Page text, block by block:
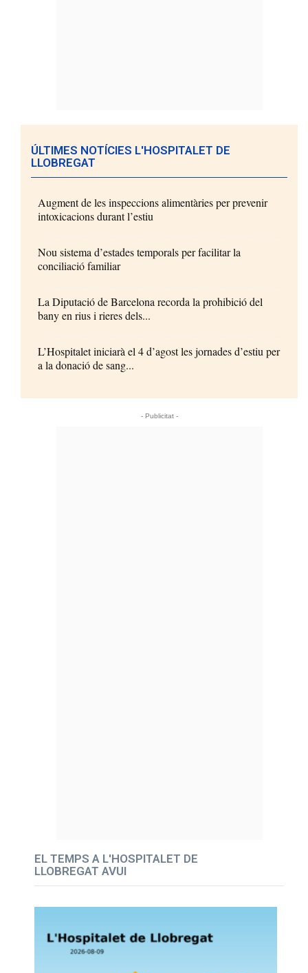
ÚLTIMES NOTÍCIES L'HOSPITALET DE
LLOBREGAT
Augment de les inspeccions alimentàries per prevenir
intoxicacions durant l’estiu
Nou sistema d’estades temporals per facilitar la
conciliació familiar
La Diputació de Barcelona recorda la prohibició del
bany en rius i rieres dels...
L’Hospitalet iniciarà el 4 d’agost les jornades d’estiu per
a la donació de sang...
- Publicitat -
EL TEMPS A L'HOSPITALET DE
LLOBREGAT AVUI